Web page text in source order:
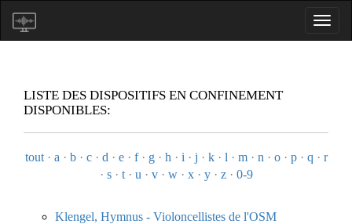
LISTE DES DISPOSITIFS EN CONFINEMENT
DISPONIBLES:
tout· a · b· c· d · e· f· g· h · i · j · k· l · m· n · o· p· q · r
· s· t· u · v· w· x· y· z· 0-9
Klengel, Hymnus - Violoncellistes de l'OSM